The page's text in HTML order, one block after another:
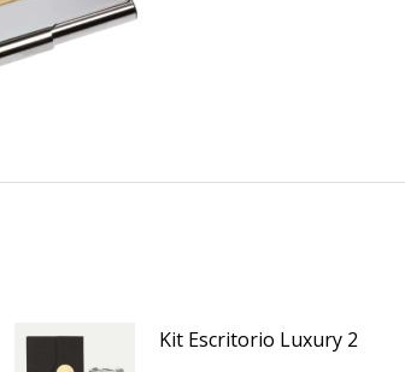
Kit Escritorio Luxury 2